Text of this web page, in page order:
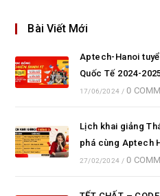
Bài Viết Mới
Aptech-Hanoi
Quốc Tế 2024-
17/06/2024 / 0
Lịch khai giảng
phá cùng Aptech
27/02/2024 / 0